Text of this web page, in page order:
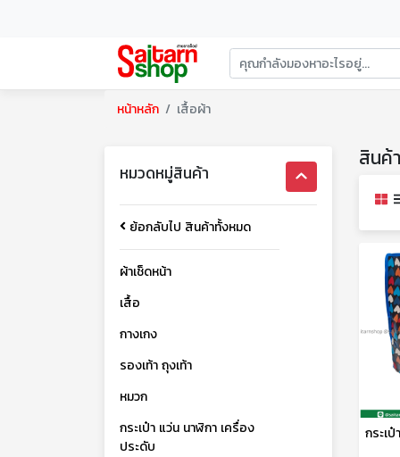
หน้าหลัก เสื้อผ้า
หมวดหมู่สินค้า
ย้อกลับไป สินค้าทั้งหมด
ผ้าเช็ดหน้า
เสื้อ
กางเกง
รองเท้า ถุงเท้า
หมวก
กระเป๋า แว่น นาฬิกา เครื่อง
ประดับ
สินค้